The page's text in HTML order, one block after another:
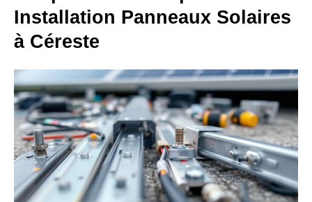
Installation Panneaux Solaires
à Céreste